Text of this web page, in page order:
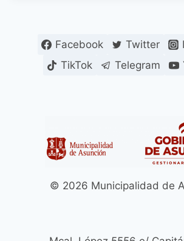
Facebook Twitter
TikTok
Telegram
© 2026 Municipalidad de